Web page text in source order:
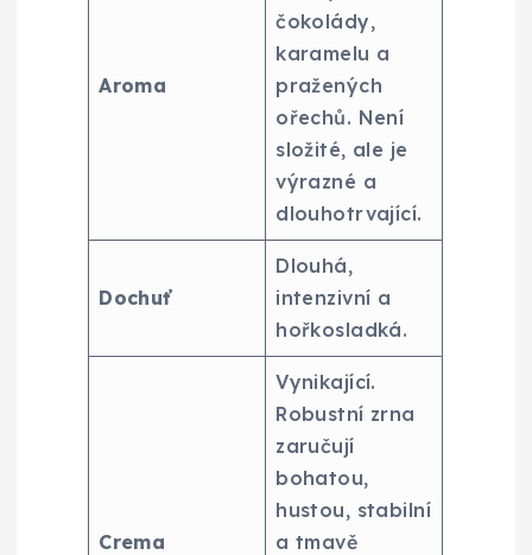
Aroma
čokolády,
karamelu a
pražených
ořechů. Není
složité, ale je
výrazné a
dlouhotrvající.
Dochuť
Dlouhá,
intenzivní a
hořkosladká.
Crema
Vynikající.
Robustní zrna
zaručují
bohatou,
hustou, stabilní
a tmavě